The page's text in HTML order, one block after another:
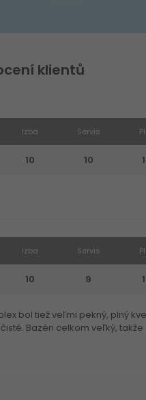
klientů
Izba
10
Servis
10
Izba
10
Servis
9
bol tiež veľmi pekný, plný
Bazén celkom veľký,